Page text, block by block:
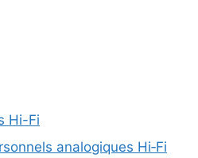
Hi-Fi
analogiques Hi‑Fi